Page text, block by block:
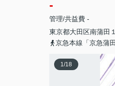
-
管理/共益費 -
東京都大田区南蒲田
京急本線「京急蒲
1/18